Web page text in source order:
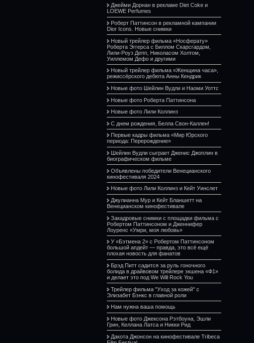
Джейми Дорнан в рекламе Diet Coke и
LOEWE Perfumes
Роберт Паттинсон в рекламной кампании
Dior Icons. Новые снимки
Новый трейлер фильма «Носферату»
Роберта Эггерса с Биллом Скарсгардом,
Лили-Роуз Депп, Николасом Холтом,
Уиллемом Дефо и другими
Новый трейлер фильма «Женщина часа»,
режиссёрского дебюта Анны Кендрик
Новые фото Шейлин Вудли и Наоми Уоттс
Новые фото Роберта Паттинсона
Новые фото Лили Коллинз
С днем рождения, Белла Свон-Каллен!
Первые кадры фильма «Мир Юрского
периода: Перерождение»
Шейлин Вудли сыграет Дженис Джоплин в
биографическом фильме
Объявлены победители Венецианского
кинофестиваля 2024
Новые фото Лили Коллинз и Кейт Уинслет
Джулианна Мур и Кейт Бланшетт на
Венецианском кинофестивале
Закадровые снимки с площадки фильма с
Робертом Паттинсоном и Дженнифер
Лоуренс «Умри, моя любовь»
У «Бэтмена 2» с Робертом Паттинсоном
большой апдейт — правда, это всё ещё
плохая новость для фанатов
Брэд Питт садится за руль гоночного
болида в драйвовом трейлере экшена «Ф1»
и делает это под We Will Rock You
Трейлер фильма "Уход за кожей" с
Элизабет Бэнкс в главной роли
Нам нужна ваша помощь
Новые фото Джексона Рэтбоуна, Эшли
Грин, Келлана Латса и Никки Рид
Дакота Джонсон на кинофестивале Tribeca